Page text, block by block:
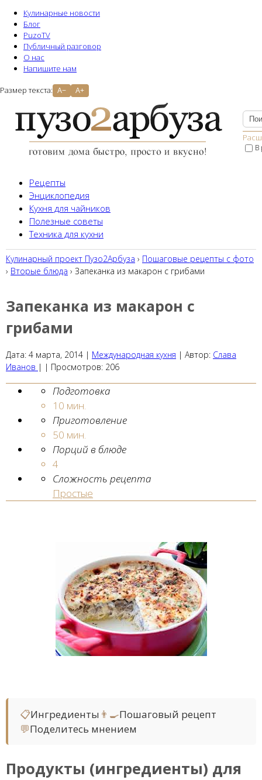
Кулинарные новости
Блог
PuzoTV
Публичный разговор
О нас
Напишите нам
Размер текста: A− A+
В
Рецепты
Энциклопедия
Кухня для чайников
Полезные советы
Техника для кухни
Кулинарный проект Пузо2Aрбуза › Пошаговые рецепты с фото
› Вторые блюда › Запеканка из макарон с грибами
Запеканка из макарон с
грибами
Дата: 4 марта, 2014 | Международная кухня | Автор: Слава
Иванов | | Просмотров: 206
Подготовка
10 мин.
Приготовление
50 мин.
Порций в блюде
4
Сложность рецепта
Простые
📋Ингредиенты 👨‍🍳Пошаговый рецепт
💬Поделитесь мнением
Продукты (ингредиенты) для